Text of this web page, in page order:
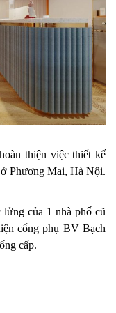
thiện việc thiết kế
Phương Mai, Hà Nội.
lửng của 1 nhà phố cũ
cổng phụ BV Bạch
cấp.